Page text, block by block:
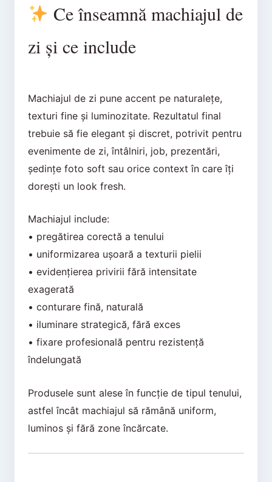
Ce înseamnă machiajul de
zi și ce include
Machiajul de zi pune accent pe naturalețe,
texturi fine și luminozitate. Rezultatul final
trebuie să fie elegant și discret, potrivit pentru
evenimente de zi, întâlniri, job, prezentări,
ședințe foto soft sau orice context în care îți
dorești un look fresh.
Machiajul include:
• pregătirea corectă a tenului
• uniformizarea ușoară a texturii pielii
• evidențierea privirii fără intensitate
exagerată
• conturare fină, naturală
• iluminare strategică, fără exces
• fixare profesională pentru rezistență
îndelungată
Produsele sunt alese în funcție de tipul tenului,
astfel încât machiajul să rămână uniform,
luminos și fără zone încărcate.